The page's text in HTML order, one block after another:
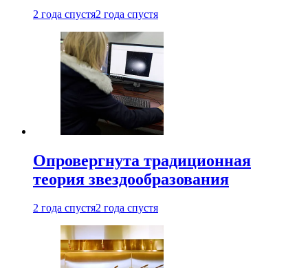
2 года спустя2 года спустя
Опровергнута традиционная
теория звездообразования
2 года спустя2 года спустя